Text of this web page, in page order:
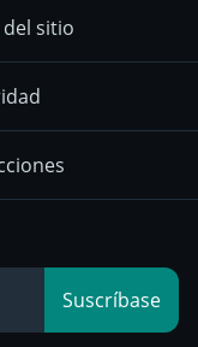
sitio
Suscríbase